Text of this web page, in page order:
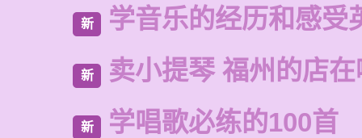
新 学音乐的经历和感受
新 卖小提琴 福州的店
新 学唱歌必练的100首